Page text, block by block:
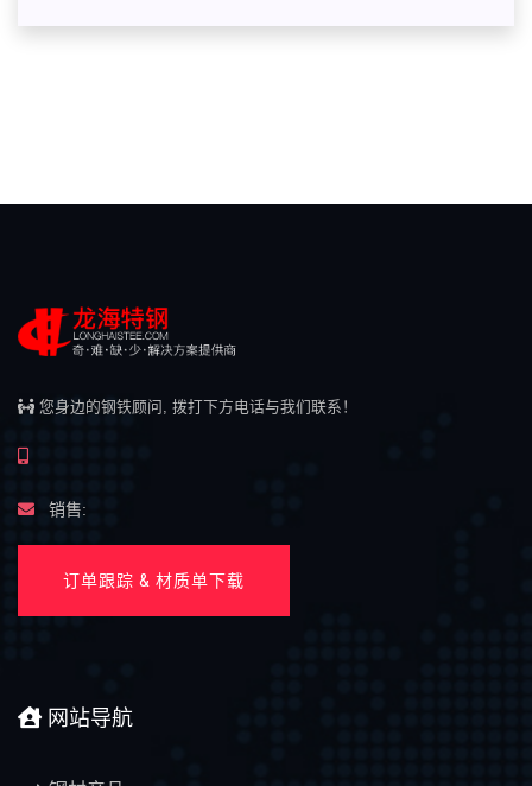
您身边的钢铁顾问, 拨打下方电话与我们联系！
销售:
订单跟踪 & 材质单下载
网站导航